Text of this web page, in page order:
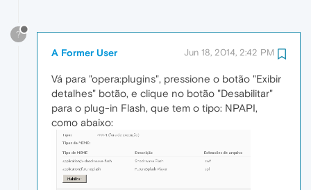
?
A Former User Jun 18, 2014, 2:42 PM
Vá para "opera:plugins", pressione o botão "Exibir
detalhes" botão, e clique no botão "Desabilitar"
para o plug-in Flash, que tem o tipo: NPAPI,
como abaixo: